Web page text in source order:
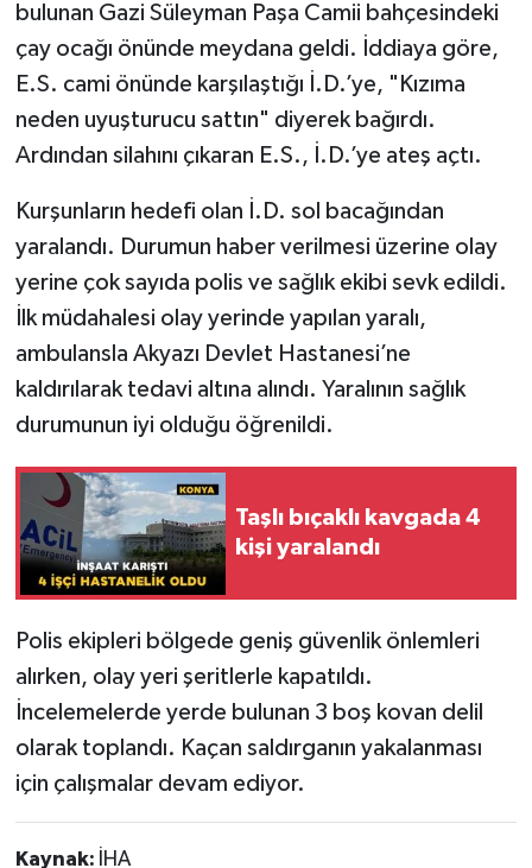
bulunan Gazi Süleyman Paşa Camii bahçesindeki
çay ocağı önünde meydana geldi. İddiaya göre,
E.S. cami önünde karşılaştığı İ.D.’ye, "Kızıma
neden uyuşturucu sattın" diyerek bağırdı.
Ardından silahını çıkaran E.S., İ.D.’ye ateş açtı.
Kurşunların hedefi olan İ.D. sol bacağından
yaralandı. Durumun haber verilmesi üzerine olay
yerine çok sayıda polis ve sağlık ekibi sevk edildi.
İlk müdahalesi olay yerinde yapılan yaralı,
ambulansla Akyazı Devlet Hastanesi’ne
kaldırılarak tedavi altına alındı. Yaralının sağlık
durumunun iyi olduğu öğrenildi.
Taşlı bıçaklı kavgada 4
kişi yaralandı
Polis ekipleri bölgede geniş güvenlik önlemleri
alırken, olay yeri şeritlerle kapatıldı.
İncelemelerde yerde bulunan 3 boş kovan delil
olarak toplandı. Kaçan saldırganın yakalanması
için çalışmalar devam ediyor.
Kaynak: İHA